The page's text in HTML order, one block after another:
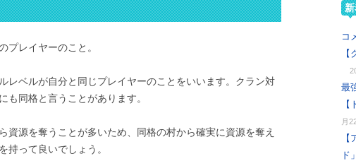
プレイヤーのこと。
レベルが自分と同じプレイヤーのことをいいます。クラン対
も同格と言うことがあります。
資源を奪うことが多いため、同格の村から確実に資源を奪え
持って良いでしょう。
コ
最
月
ド